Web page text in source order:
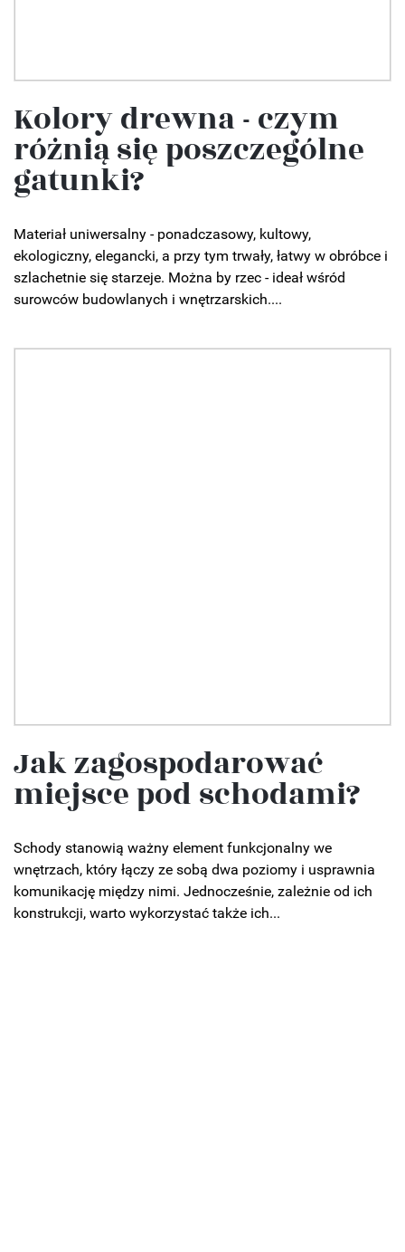
Kolory drewna - czym
różnią się poszczególne
gatunki?
Materiał uniwersalny - ponadczasowy, kultowy,
ekologiczny, elegancki, a przy tym trwały, łatwy w obróbce i
szlachetnie się starzeje. Można by rzec - ideał wśród
surowców budowlanych i wnętrzarskich....
Jak zagospodarować
miejsce pod schodami?
Schody stanowią ważny element funkcjonalny we
wnętrzach, który łączy ze sobą dwa poziomy i usprawnia
komunikację między nimi. Jednocześnie, zależnie od ich
konstrukcji, warto wykorzystać także ich...